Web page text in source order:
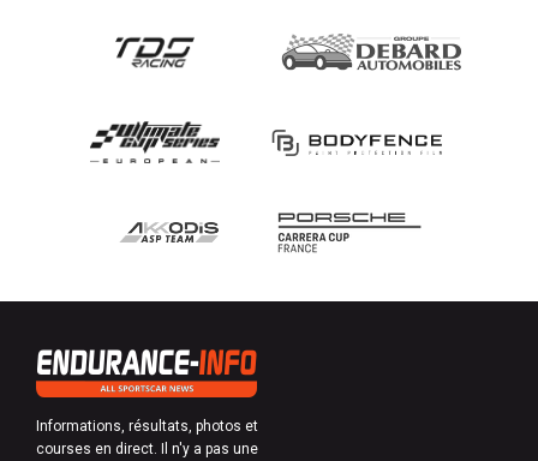
Informations, résultats, photos et
courses en direct. Il n'y a pas une